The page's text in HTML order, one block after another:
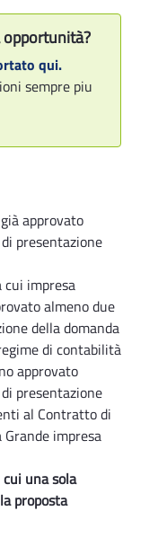
qui.
sempre piu
approvato
presentazione
impresa
almeno due
della domanda
di contabilità
approvato
presentazione
al Contratto di
impresa
una sola
proposta